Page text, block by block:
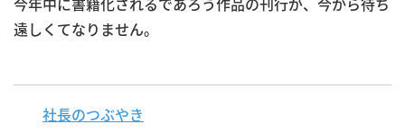
遠しくてなりません。
社長のつぶやき